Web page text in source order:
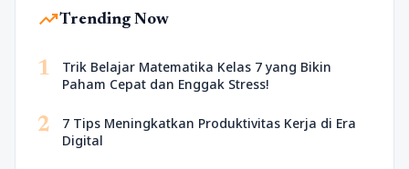
trending_upTrending Now
1
Trik Belajar Matematika Kelas 7 yang Bikin
Paham Cepat dan Enggak Stress!
2
7 Tips Meningkatkan Produktivitas Kerja di Era
Digital